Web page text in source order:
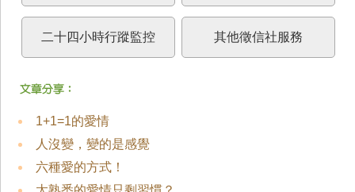
二十四小時行蹤監控 其他徵信社服務
1+1=1的愛情
人沒變，變的是感覺
六種愛的方式！